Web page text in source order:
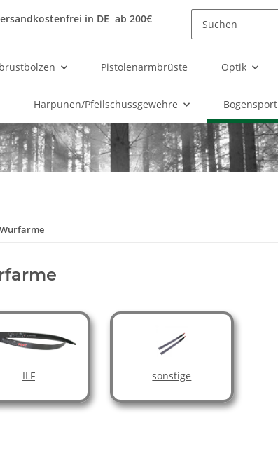
in DE ab 200€
Pistolenarmbrüste Optik
Harpunen/Pfeilschussgewehre Bogensport
Wurfarme
ILF sonstige